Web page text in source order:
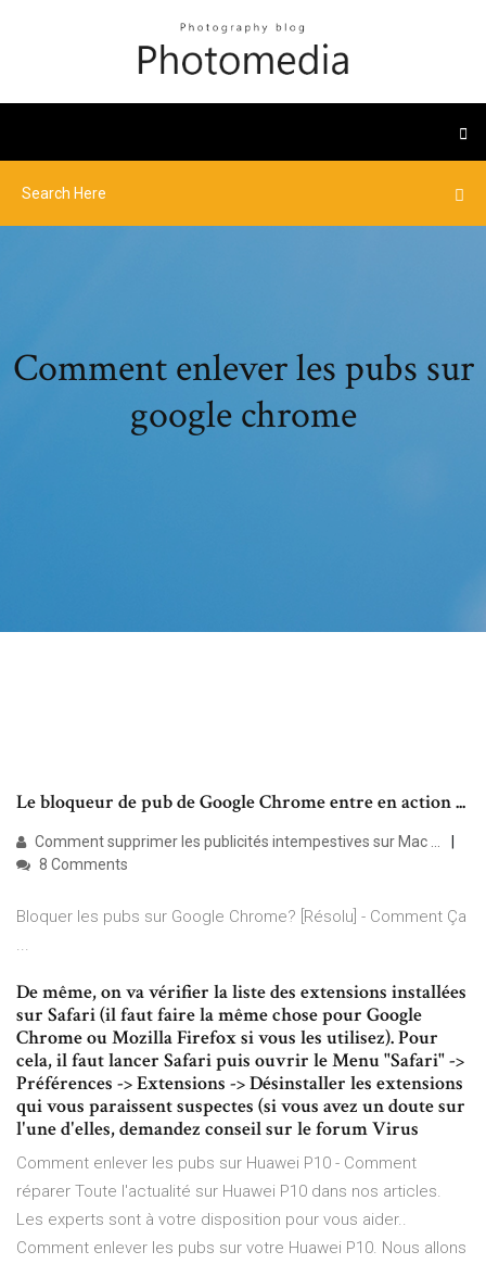
Comment enlever les pubs sur
google chrome
Le bloqueur de pub de Google Chrome entre en action ...
Comment supprimer les publicités intempestives sur Mac ...
8 Comments
Bloquer les pubs sur Google Chrome? [Résolu] - Comment Ça
...
De même, on va vérifier la liste des extensions installées
sur Safari (il faut faire la même chose pour Google
Chrome ou Mozilla Firefox si vous les utilisez). Pour
cela, il faut lancer Safari puis ouvrir le Menu "Safari" ->
Préférences -> Extensions -> Désinstaller les extensions
qui vous paraissent suspectes (si vous avez un doute sur
l'une d'elles, demandez conseil sur le forum Virus
Comment enlever les pubs sur Huawei P10 - Comment
réparer Toute l'actualité sur Huawei P10 dans nos articles.
Les experts sont à votre disposition pour vous aider..
Comment enlever les pubs sur votre Huawei P10. Nous allons